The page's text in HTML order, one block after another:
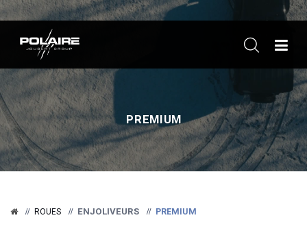
PREMIUM
ROUES ENJOLIVEURS PREMIUM